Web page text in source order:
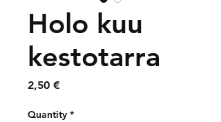
Holo kuu
kestotarra
2,50 €Price
Quantity *